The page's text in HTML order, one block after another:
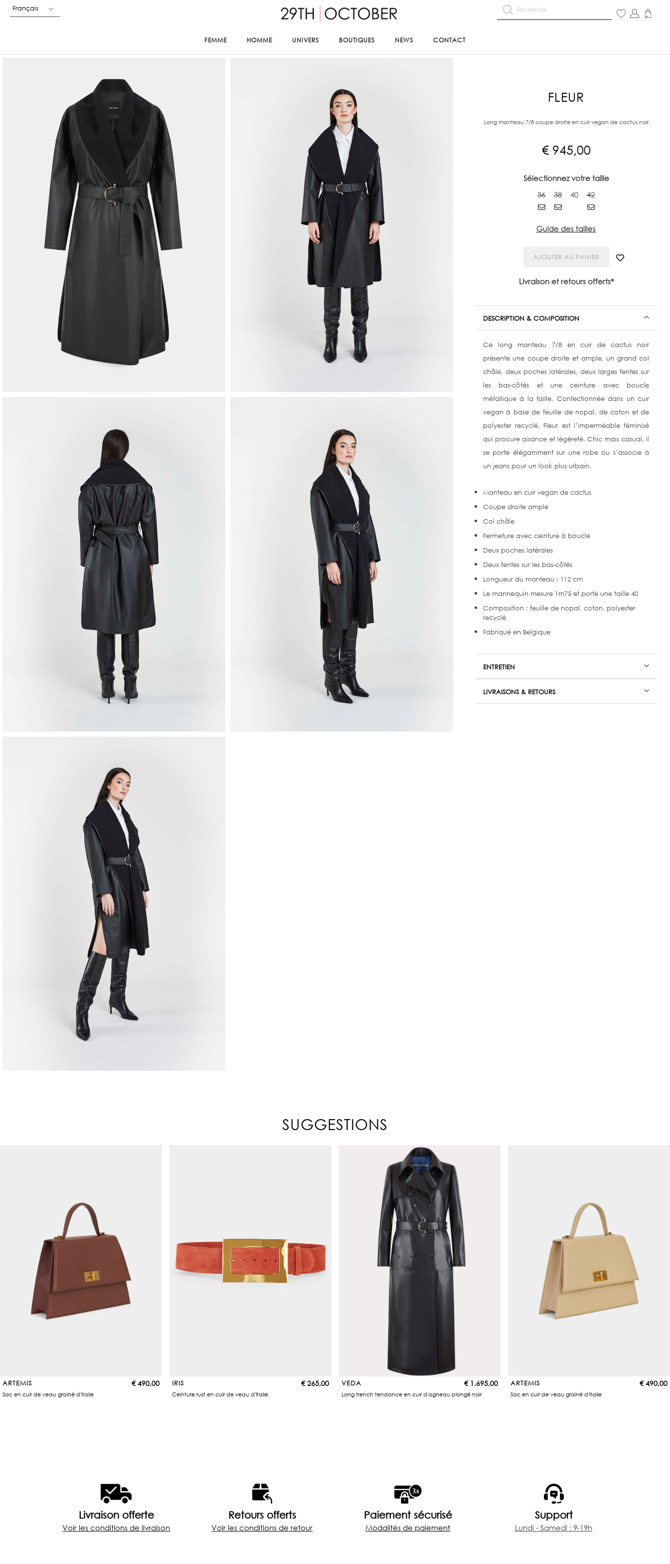
Français
FEMME HOMME UNIVERS BOUTIQUES NEWS CONTACT
FLEUR
Long manteau 7/8 coupe droite en cuir vegan de cactus noir
€945,00
Sélectionnez votre taille
36
38 40 42
Guide des tailles
AJOUTER AU PANIER
Livraison et retours offerts*
DESCRIPTION & COMPOSITION
Ce long manteau 7/8 en cuir de cactus noir
présente une coupe droite et ample, un grand col
châle, deux poches latérales, deux larges fentes sur
les bas-côtés et une ceinture avec boucle
métallique à la taille. Confectionnée dans un cuir
vegan à base de feuille de nopal, de coton et de
polyester recyclé, Fleur est l’imperméable féminisé
qui procure aisance et légèreté. Chic mais casual, il
se porte élégamment sur une robe ou s’associe à
un jeans pour un look plus urbain.
Manteau en cuir vegan de cactus
Coupe droite ample
Col châle
Fermeture avec ceinture à boucle
Deux poches latérales
Deux fentes sur les bas-côtés
Longueur du manteau : 112 cm
Le mannequin mesure 1m75 et porte une taille 40
Composition : feuille de nopal, coton, polyester
recyclé
Fabriqué en Belgique
ENTRETIEN
LIVRAISONS & RETOURS
SUGGESTIONS
ARTEMIS
Sac en cuir de veau grainé d'Italie
€490,00 IRIS
Ceinture rust en cuir de veau d'Italie
€265,00 VEDA
Long trench tendance en cuir d'agneau plongé noir
€1.695,00 ARTEMIS
Sac en cuir de veau grainé d'Italie
€490,00
Livraison offerte
Voir les conditions de livraison
Retours offerts
Voir les conditions de retour
Paiement sécurisé
Modalités de paiement
Support
Lundi - Samedi : 9-19h